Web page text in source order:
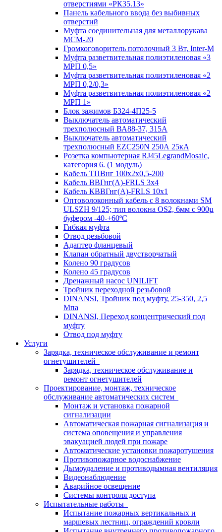
отверстиями «РК35.13»
Панель кабельного ввода без выбивных
отверстий
Муфта соединительная для металлорукава
МСМ-20
Громкоговоритель потолочный 3 Вт, Inter-M
Муфта разветвительная полиэтиленовая «3
МРП 0,5»
Муфта разветвительная полиэтиленовая «2
МРП 0,2/0,3»
Муфта разветвительная полиэтиленовая «2
МРП 1»
Блок зажимов БЗ24-4П25-5
Выключатель автоматический
трехполюсный ВА88-37, 315А
Выключатель автоматический
трехполюсный EZC250N 250А 25кА
Розетка компьютерная RJ45LegrandMosaic,
категория 6. (1 модуль)
Кабель ТПВнг 100х2х0,5-200
Кабель ВВГнг(А)-FRLS 3х4
Кабель КВВГнг(А)-FRLS 10х1
Оптоволоконный кабель с 8 волокнами SM
ULSZH 9/125; тип волокна OS2, 6мм с 900µ
буфером -40-+60ºC
Гибкая муфта
Отвод резьбовой
Адаптер фланцевый
Клапан обратный двустворчатый
Колено 90 градусов
Колено 45 градусов
Дренажный насос UNILIFT
Тройник переходной резьбовой
DINANSI, Тройник под муфту, 25-350, 2,5
Мпа
DINANSI, Переход концентрический под
муфту
Отвод под муфту
Услуги
Зарядка, техническое обслуживание и ремонт
огнетушителей
Зарядка, техническое обслуживание и
ремонт огнетушителей
Проектирование, монтаж, техническое
обслуживание автоматических систем
Монтаж и установка пожарной
сигнализации
Автоматическая пожарная сигнализация и
система оповещения и управления
эвакуацией людей при пожаре
Автоматические установки пожаротушения
Противопожарное водоснабжение
Дымоудаление и противодымная вентиляция
Видеонаблюдение
Аварийное освещение
Системы контроля доступа
Испытательные работы
Испытание пожарных вертикальных и
маршевых лестниц, ограждений кровли